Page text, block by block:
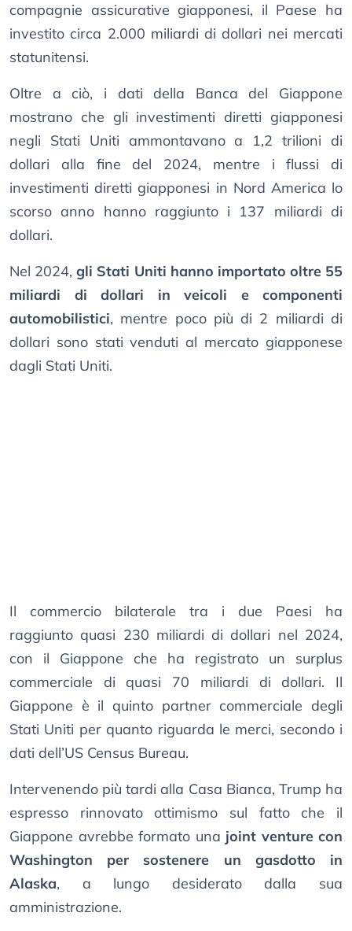
compagnie assicurative giapponesi, il Paese ha
investito circa 2.000 miliardi di dollari nei mercati
statunitensi.
Oltre a ciò, i dati della Banca del Giappone
mostrano che gli investimenti diretti giapponesi
negli Stati Uniti ammontavano a 1,2 trilioni di
dollari alla fine del 2024, mentre i flussi di
investimenti diretti giapponesi in Nord America lo
scorso anno hanno raggiunto i 137 miliardi di
dollari.
Nel 2024,gli Stati Uniti hanno importato oltre 55
miliardi di dollari in veicoli e componenti
automobilistici, mentre poco più di 2 miliardi di
dollari sono stati venduti al mercato giapponese
dagli Stati Uniti.
Il commercio bilaterale tra i due Paesi ha
raggiunto quasi 230 miliardi di dollari nel 2024,
con il Giappone che ha registrato un surplus
commerciale di quasi 70 miliardi di dollari. Il
Giappone è il quinto partner commerciale degli
Stati Uniti per quanto riguarda le merci, secondo i
dati dell’US Census Bureau.
Intervenendo più tardi alla Casa Bianca, Trump ha
espresso rinnovato ottimismo sul fatto che il
Giappone avrebbe formato una joint venture con
Washington per sostenere un gasdotto in
Alaska, a lungo desiderato dalla sua
amministrazione.